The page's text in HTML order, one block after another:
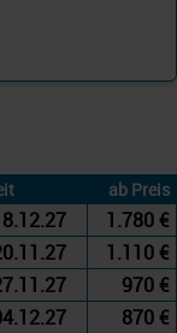
ab Preis
1.780 €
1.110 €
970 €
870 €